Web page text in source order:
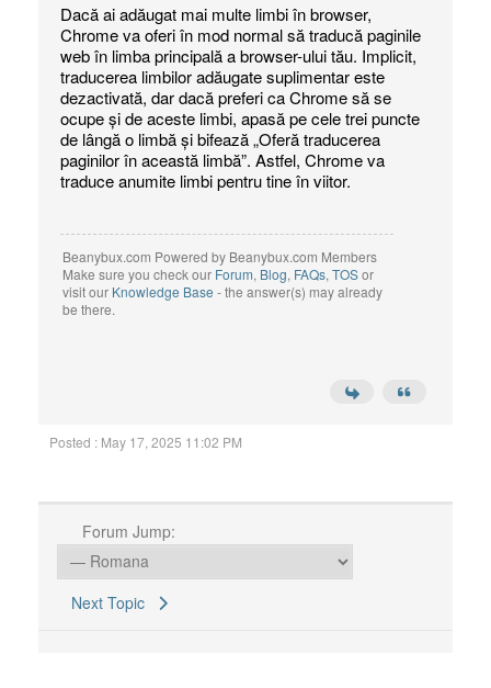
Dacă ai adăugat mai multe limbi în browser,
Chrome va oferi în mod normal să traducă paginile
web în limba principală a browser-ului tău. Implicit,
traducerea limbilor adăugate suplimentar este
dezactivată, dar dacă preferi ca Chrome să se
ocupe și de aceste limbi, apasă pe cele trei puncte
de lângă o limbă și bifează „Oferă traducerea
paginilor în această limbă”. Astfel, Chrome va
traduce anumite limbi pentru tine în viitor.
Beanybux.com Powered by Beanybux.com Members
Make sure you check our Forum, Blog, FAQs, TOSor
visit our Knowledge Base - the answer(s) may already
be there.
Posted : May 17, 2025 11:02 PM
Forum Jump:
Next Topic